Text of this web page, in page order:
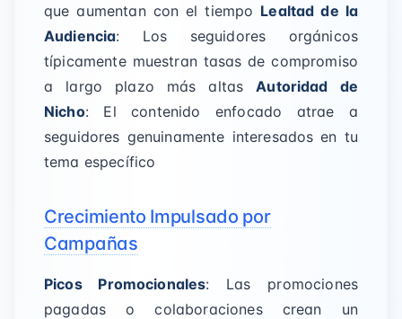
que aumentan con el tiempo Lealtad de la
Audiencia: Los seguidores orgánicos
típicamente muestran tasas de compromiso
a largo plazo más altasAutoridad de
Nicho: El contenido enfocado atrae a
seguidores genuinamente interesados en tu
tema específico
Crecimiento Impulsado por
Campañas
Picos Promocionales: Las promociones
pagadas o colaboraciones crean un